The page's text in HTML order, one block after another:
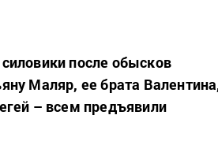
после обысков
Маляр, ее брата
– всем предъявили